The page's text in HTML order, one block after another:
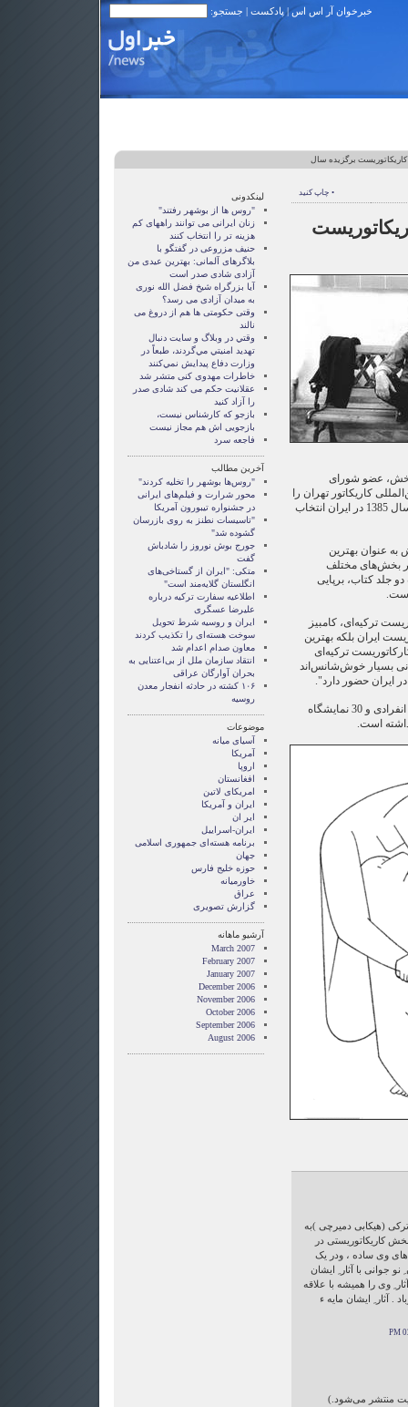
خبرخوان آر اس اس| پادکست | جستجو:
برگزیده سال
• چاپ کنید
عضو شورای
كاریكاتور تهران را
به عنوان بهترین كاریكاتوریست سال 1385 در ایران انتخاب
به عنوان بهترین
بخش‌های مختلف
جلد كتاب، برپایی
تركیه‌ای، كامبیز
ایران بلكه بهترین
ترکیه‌ای
بسیار خوش‌شانس‌اند
ایران حضور دارد".
درم‌بخش تاكنون در 30 نمایشگاه انفرادی و 30 نمایشگاه
است.
(هیکابی دمیرچی )به
کاریکاتوریستی در
وی ساده ، ودر یک
جوانی با آثار ِ ایشان
وی را همیشه با علاقه
. آثار ِ ایشان مایه ء
منتشر می‌شود.)
لینکدونی
"روس ها از بوشهر رفتند"
زنان ايرانی می توانند راههای کم
هزينه تر را انتخاب کنند
حنیف مزروعی در گفتگو با
بلاگرهای آلمانی: بهترین عیدی من
آزادی شادی صدر است
آيا بزرگراه شيخ فضل الله نوری
به ميدان آزادی می رسد؟
وقتی حکومتی ها هم از دروغ می
نالند
وقتي در وبلاگ و سايت دنبال
تهديد امنيتي مي‌گردند، طبعاً در
وزارت دفاع پيدايش نمي‌كنند
خاطرات مهدوی كنی متشر شد
عقلانيت حکم می کند شادی صدر
را آزاد کنيد
بازجو که کارشناس نیست،
بازجویی اش هم مجاز نیست
فاجعه سرد
آخرین مطالب
"روس‌ها بوشهر را تخلیه کردند"
محور شرارت و فیلم‌های ایرانی
در جشنواره تیبورون آمریکا
"تاسیسات نطنز به روی بازرسان
گشوده شد"
جورج بوش نوروز را شادباش
گفت
متکی: "ایران از گستاخی‌های
انگلستان گلایه‌مند است"
اطلاعیه سفارت ترکیه درباره
علیرضا عسگری
ایران و روسیه شرط تحویل
سوخت هسته‌ای را تکذیب کردند
معاون صدام اعدام شد
انتقاد سازمان ملل از بی‌اعتنایی به
بحران آوارگان عراقی
۱۰۶ کشته در حادثه انفجار معدن
روسیه
موضوعات
آسيای ميانه
آمریکا
اروپا
افغانستان
امریکای لاتین
ايران و آمريکا
ایر ان
ایران-اسراییل
برنامه هسته‌ای جمهوری اسلامی
جهان
حوزه خلیج فارس
خاورمیانه
عراق
گزارش تصويری
آرشیو ماهانه
March 2007
February 2007
January 2007
December 2006
November 2006
October 2006
September 2006
August 2006